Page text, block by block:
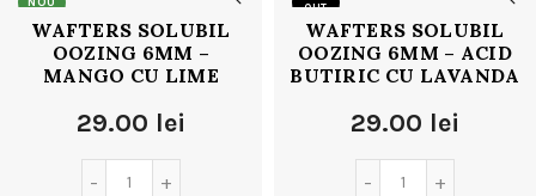
WAFTERS SOLUBIL
OOZING 6MM –
MANGO CU LIME
29.00 lei
OUT
NOU
WAFTERS SOLUBIL
OOZING 6MM – ACID
BUTIRIC CU LAVANDA
29.00 lei